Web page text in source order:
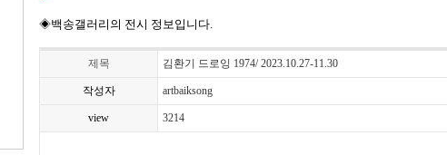
◈백송갤러리의 전시 정보입니다.
제목 김환기 드로잉 1974/ 2023.10.27-11.30
작성자 artbaiksong
view 3214